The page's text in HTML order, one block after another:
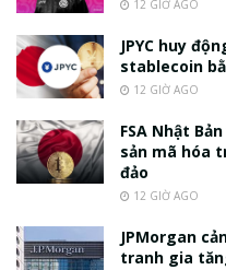
12 GIỜ AGO
JPYC huy
stablecoin
12 GIỜ AGO
FSA Nhật
sản mã hóa
đảo
12 GIỜ AGO
JPMorgan
tranh gia